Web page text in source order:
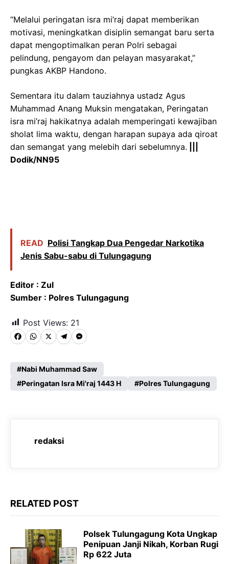
“Melalui peringatan isra mi’raj dapat memberikan
motivasi, meningkatkan disiplin semangat baru serta
dapat mengoptimalkan peran Polri sebagai
pelindung, pengayom dan pelayan masyarakat,”
pungkas AKBP Handono.
Sementara itu dalam tauziahnya ustadz Agus
Muhammad Anang Muksin mengatakan, Peringatan
isra mi’raj hakikatnya adalah memperingati kewajiban
sholat lima waktu, dengan harapan supaya ada qiroat
dan semangat yang melebih dari sebelumnya.
Dodik/NN95
READ Polisi Tangkap Dua Pengedar Narkotika
Jenis Sabu-sabu di Tulungagung
Editor : Zul
Sumber : Polres Tulungagung
Post Views: 21
F
c
e
o
W
a
t
A
p
X T
l
e
r
a
M
s
s
n
r
Nabi Muhammad Saw
Peringatan Isra Mi'raj 1443 H
Polres Tulungagung
redaksi
RELATED POST
Polsek Tulungagung Kota Ungkap
Penipuan Janji Nikah, Korban Rugi
Rp 622 Juta